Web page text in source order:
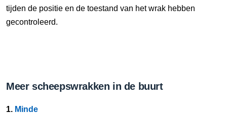
tijden de positie en de toestand van het wrak hebben
gecontroleerd.
Meer scheepswrakken in de buurt
1. Minde